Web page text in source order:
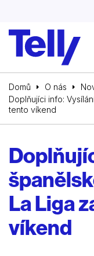
Domů O nás
Doplňujíci info:
tento víkend
La Liga
víkend